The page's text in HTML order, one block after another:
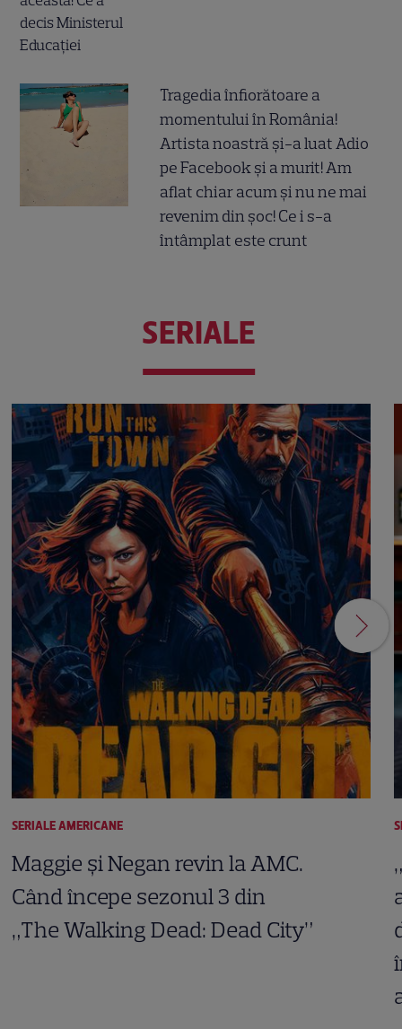
Tragedia înfiorătoare a
momentului în România!
Artista noastră și-a luat Adio
pe Facebook și a murit! Am
aflat chiar acum și nu ne mai
revenim din șoc! Ce i s-a
întâmplat este crunt
SERIALE
SERIALE AMERICANE
Maggie și Negan revin la AMC.
Când începe sezonul 3 din
„The Walking Dead: Dead City”